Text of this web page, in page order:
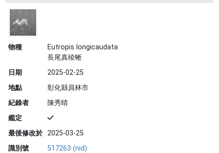
物種
Eutropis longicaudata
長尾真稜蜥
日期
2025-02-25
地點
彰化縣員林市
紀錄者
陳秀晴
鑑定
最後修改於 2025-03-25
識別號
517263 (nid)